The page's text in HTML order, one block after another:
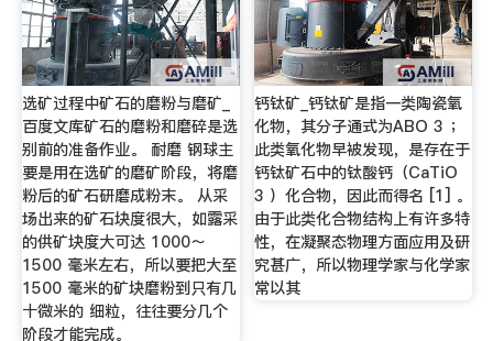
选矿过程中矿石的磨粉与磨矿_
百度文库矿石的磨粉和磨碎是选
别前的准备作业。 耐磨 钢球主
要是用在选矿的磨矿阶段，将磨
粉后的矿石研磨成粉末。 从采
场出来的矿石块度很大，如露采
的供矿块度大可达 1000～
1500 毫米左右，所以要把大至
1500 毫米的矿块磨粉到只有几
十微米的 细粒，往往要分几个
阶段才能完成。
钙钛矿_钙钛矿是指一类陶瓷氧
化物，其分子通式为ABO 3 ；
此类氧化物早被发现，是存在于
钙钛矿石中的钛酸钙（CaTiO
3 ）化合物，因此而得名 [1] 。
由于此类化合物结构上有许多特
性，在凝聚态物理方面应用及研
究甚广，所以物理学家与化学家
常以其